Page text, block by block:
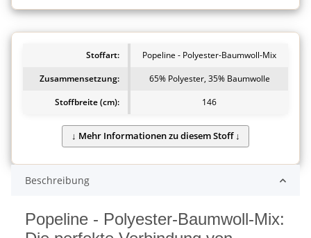
Stoffart:
Popeline - Polyester-Baumwoll-Mix
Zusammensetzung:
65% Polyester, 35% Baumwolle
Stoffbreite (cm):
146
Beschreibung
Popeline - Polyester-Baumwoll-Mix: